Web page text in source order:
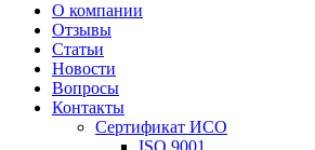
О компании
Отзывы
Статьи
Новости
Вопросы
Контакты
Сертификат ИСО
ISO 9001